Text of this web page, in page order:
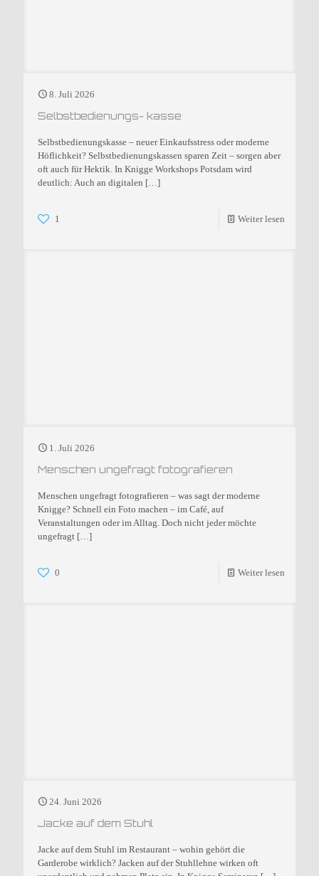
8. Juli 2026
Selbstbedienungs- kasse
Selbstbedienungskasse – neuer Einkaufsstress oder moderne
Höflichkeit? Selbstbedienungskassen sparen Zeit – sorgen aber
oft auch für Hektik. In Knigge Workshops Potsdam wird
deutlich: Auch an digitalen […]
1 Weiter lesen
1. Juli 2026
Menschen ungefragt fotografieren
Menschen ungefragt fotografieren – was sagt der moderne
Knigge? Schnell ein Foto machen – im Café, auf
Veranstaltungen oder im Alltag. Doch nicht jeder möchte
ungefragt […]
0 Weiter lesen
24. Juni 2026
Jacke auf dem Stuhl
Jacke auf dem Stuhl im Restaurant – wohin gehört die
Garderobe wirklich? Jacken auf der Stuhllehne wirken oft